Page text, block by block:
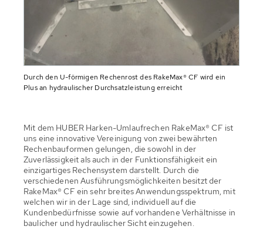
Durch den U-förmigen Rechenrost des RakeMax® CF wird ein
Plus an hydraulischer Durchsatzleistung erreicht
Mit dem HUBER Harken-Umlaufrechen RakeMax® CF ist
uns eine innovative Vereinigung von zwei bewährten
Rechenbauformen gelungen, die sowohl in der
Zuverlässigkeit als auch in der Funktionsfähigkeit ein
einzigartiges Rechensystem darstellt. Durch die
verschiedenen Ausführungsmöglichkeiten besitzt der
RakeMax® CF ein sehr breites Anwendungsspektrum, mit
welchen wir in der Lage sind, individuell auf die
Kundenbedürfnisse sowie auf vorhandene Verhältnisse in
baulicher und hydraulischer Sicht einzugehen.